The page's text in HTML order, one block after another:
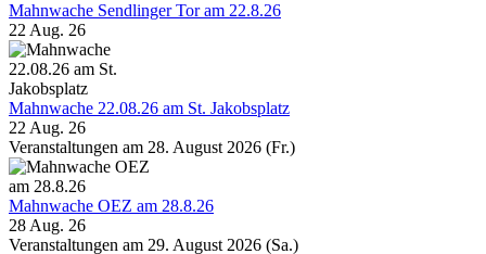
Mahnwache Sendlinger Tor am 22.8.26
22 Aug. 26
Mahnwache 22.08.26 am St. Jakobsplatz
22 Aug. 26
Veranstaltungen am 28. August 2026 (Fr.)
Mahnwache OEZ am 28.8.26
28 Aug. 26
Veranstaltungen am 29. August 2026 (Sa.)